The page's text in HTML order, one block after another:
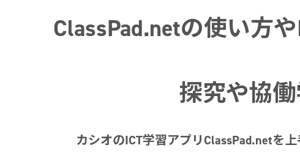
ClassPad.netの使い方
探究や協
カシオのICT学習アプリClassPad.netを